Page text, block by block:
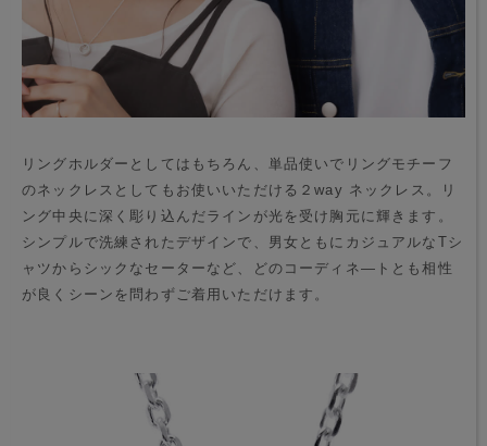
リングホルダーとしてはもちろん、単品使いでリングモチーフ
のネックレスとしてもお使いいただける２way ネックレス。リ
ング中央に深く彫り込んだラインが光を受け胸元に輝きます。
シンプルで洗練されたデザインで、男女ともにカジュアルなTシ
ャツからシックなセーターなど、どのコーディネ―トとも相性
が良くシーンを問わずご着用いただけます。